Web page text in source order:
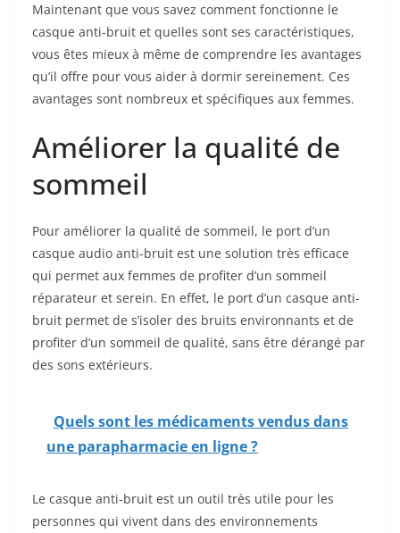
Maintenant que vous savez comment fonctionne le
casque anti-bruit et quelles sont ses caractéristiques,
vous êtes mieux à même de comprendre les avantages
qu’il offre pour vous aider à dormir sereinement. Ces
avantages sont nombreux et spécifiques aux femmes.
Améliorer la qualité de
sommeil
Pour améliorer la qualité de sommeil, le port d’un
casque audio anti-bruit est une solution très efficace
qui permet aux femmes de profiter d’un sommeil
réparateur et serein. En effet, le port d’un casque anti-
bruit permet de s’isoler des bruits environnants et de
profiter d’un sommeil de qualité, sans être dérangé par
des sons extérieurs.
Quels sont les médicaments vendus dans
une parapharmacie en ligne ?
Le casque anti-bruit est un outil très utile pour les
personnes qui vivent dans des environnements